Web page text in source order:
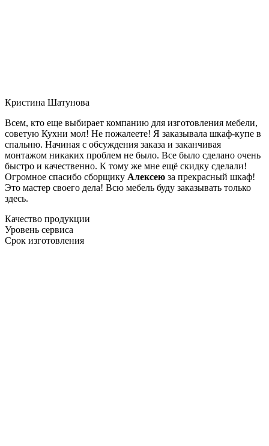
Кристина Шатунова
Всем, кто еще выбирает компанию для изготовления мебели,
советую Кухни мол! Не пожалеете! Я заказывала шкаф-купе в
спальню. Начиная с обсуждения заказа и заканчивая
монтажом никаких проблем не было. Все было сделано очень
быстро и качественно. К тому же мне ещё скидку сделали!
Огромное спасибо сборщику Алексею за прекрасный шкаф!
Это мастер своего дела! Всю мебель буду заказывать только
здесь.
Качество продукции
Уровень сервиса
Срок изготовления